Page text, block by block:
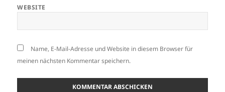
WEBSITE
Name, E-Mail-Adresse und Website in diesem Browser für
meinen nächsten Kommentar speichern.